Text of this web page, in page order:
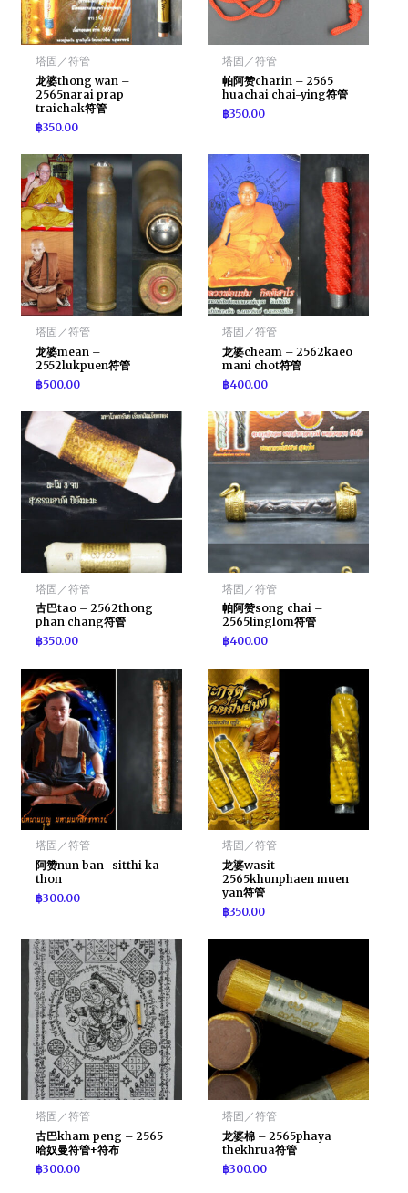
塔固／符管
龙婆thong wan –
2565narai prap
traichak符管
฿350.00
塔固／符管
帕阿赞charin – 2565
huachai chai-ying符管
฿350.00
塔固／符管
龙婆mean –
2552lukpuen符管
฿500.00
塔固／符管
龙婆cheam – 2562kaeo
mani chot符管
฿400.00
塔固／符管
古巴tao – 2562thong
phan chang符管
฿350.00
塔固／符管
帕阿赞song chai –
2565linglom符管
฿400.00
塔固／符管
阿赞nun ban -sitthi ka
thon
฿300.00
塔固／符管
龙婆wasit –
2565khunphaen muen
yan符管
฿350.00
塔固／符管
古巴kham peng – 2565
哈奴曼符管+符布
฿300.00
塔固／符管
龙婆棉 – 2565phaya
thekhrua符管
฿300.00